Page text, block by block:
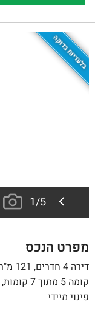
בלעדיות בדוקה
1/5
מפרט הנכס
דירה 4 חדרים, 121 מ"ר
קומה 5 מתוך 7 קומות, יש מעלית וחניה
פינוי מיידי